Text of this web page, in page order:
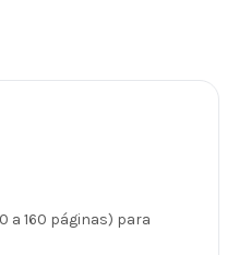
a 160 páginas) para